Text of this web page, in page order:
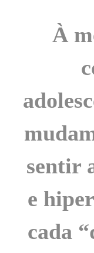
À
sentir
e
cada